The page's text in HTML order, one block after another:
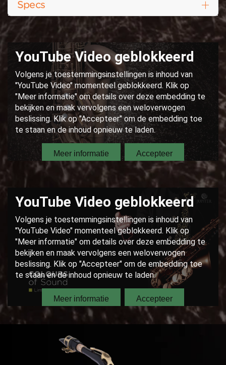
Specs